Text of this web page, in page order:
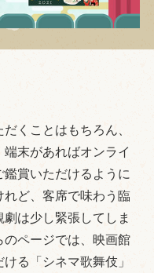
くことはもちろん、
末があればオンライ
賞いただけるように
ど、客席で味わう臨
は少し緊張してしま
ページでは、映画館
る「シネマ歌舞伎」